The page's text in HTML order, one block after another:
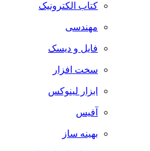
کتاب الکترونیک
مهندسی
فایل و دیسک
سخت افزار
ابزار لینوکس
آفیس
بهینه ساز